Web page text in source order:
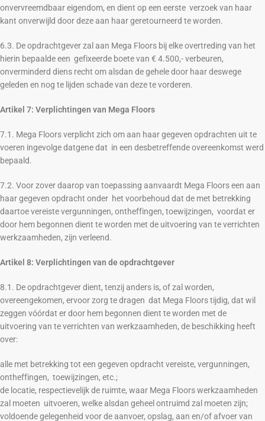
onvervreemdbaar eigendom, en dient op een eerste verzoek van haar
kant onverwijld door deze aan haar geretourneerd te worden.
6.3. De opdrachtgever zal aan Mega Floors bij elke overtreding van het
hierin bepaalde een gefixeerde boete van € 4.500,- verbeuren,
onverminderd diens recht om alsdan de gehele door haar deswege
geleden en nog te lijden schade van deze te vorderen.
Artikel 7: Verplichtingen van Mega Floors
7.1. Mega Floors verplicht zich om aan haar gegeven opdrachten uit te
voeren ingevolge datgene dat in een desbetreffende overeenkomst werd
bepaald.
7.2. Voor zover daarop van toepassing aanvaardt Mega Floors een aan
haar gegeven opdracht onder het voorbehoud dat de met betrekking
daartoe vereiste vergunningen, ontheffingen, toewijzingen, voordat er
door hem begonnen dient te worden met de uitvoering van te verrichten
werkzaamheden, zijn verleend.
Artikel 8: Verplichtingen van de opdrachtgever
8.1. De opdrachtgever dient, tenzij anders is, of zal worden,
overeengekomen, ervoor zorg te dragen dat Mega Floors tijdig, dat wil
zeggen vóórdat er door hem begonnen dient te worden met de
uitvoering van te verrichten van werkzaamheden, de beschikking heeft
over:
alle met betrekking tot een gegeven opdracht vereiste, vergunningen,
ontheffingen, toewijzingen, etc.;
de locatie, respectievelijk de ruimte, waar Mega Floors werkzaamheden
zal moeten uitvoeren, welke alsdan geheel ontruimd zal moeten zijn;
voldoende gelegenheid voor de aanvoer, opslag, aan en/of afvoer van